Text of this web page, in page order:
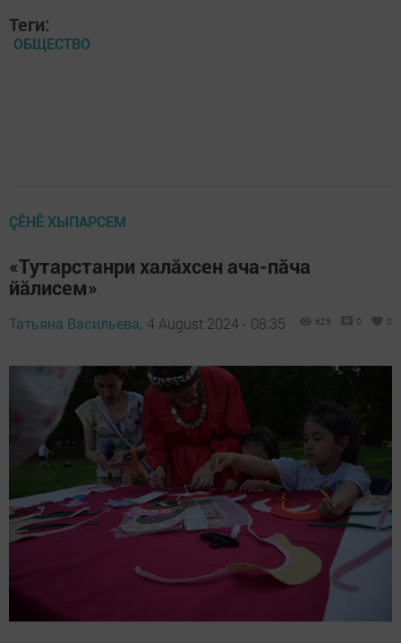
Теги:
ОБЩЕСТВО
ÇӖНӖ ХЫПАРСЕМ
«Тутарстанри халăхсен ача-пăча
йăлисем»
Татьяна Васильева, 4 August 2024 - 08:35 625 0 0